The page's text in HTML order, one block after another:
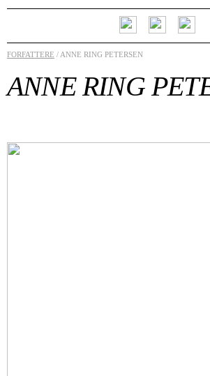
FORFATTERE / ANNE RING PETERSEN
ANNE RING